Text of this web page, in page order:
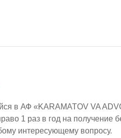
в АФ «KARAMATOV VA
1 раз в год на получение
интересующему вопросу.